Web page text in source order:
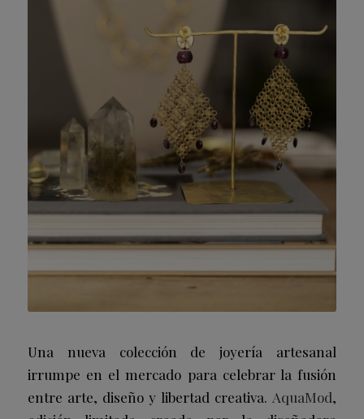
Una nueva colección de joyería artesanal
irrumpe en el mercado para celebrar la fusión
entre arte, diseño y libertad creativa. AquaMod,